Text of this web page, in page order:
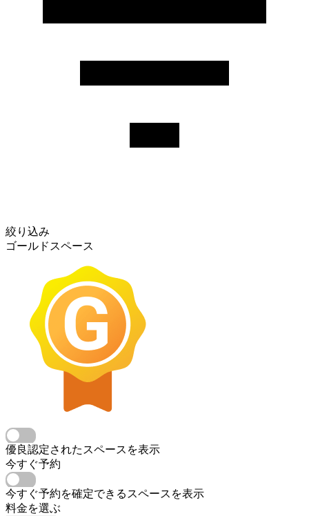
絞り込み
ゴールドスペース
優良認定されたスペースを表示
今すぐ予約
今すぐ予約を確定できるスペースを表示
料金を選ぶ